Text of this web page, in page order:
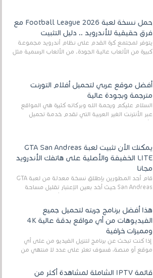
حمل نسخة لعبة Football League 2026 مع
فرق حقيقية للأندرويد .. دليل التثبيت
يتوفر لمجتمع كرة القدم على نظام أندرويد مجموعة
كبيرة من الألعاب عالية الجودة. من الألعاب الرسمية مثل
أفضل موقع عربي لتحميل أفلام التورنت
مترجمة وبجودة عالية
السلام عليكم ورحمة الله وبركاته كثيرة هي المواقع
عبر الأنترنت الغير العربية التي تقدم خدمة تحميل
يمكنك الآن تثبيت لعبة GTA San Andreas
LITE الخفيفة والأصلية على هاتفك الأندرويد
مجانا
قام أحد المطورين بإطلاق نسخة معدلة من لعبة GTA
San Andreas حيث أخد بعين الإعتبار تقليل مساحة
هذا أفضل برنامج جربته لتحميل جميع
الفيديوهات من أي مواقع بدقة عالية 4K
ومميزات خرافية
إذا كنت تبحث عن برنامج لتنزيل الفيديو من على أي
موقع أو منصة، فسوف تعثر على عدد لا منتهي من
قائمة IPTV الشاملة لمشاهدة أكثر من